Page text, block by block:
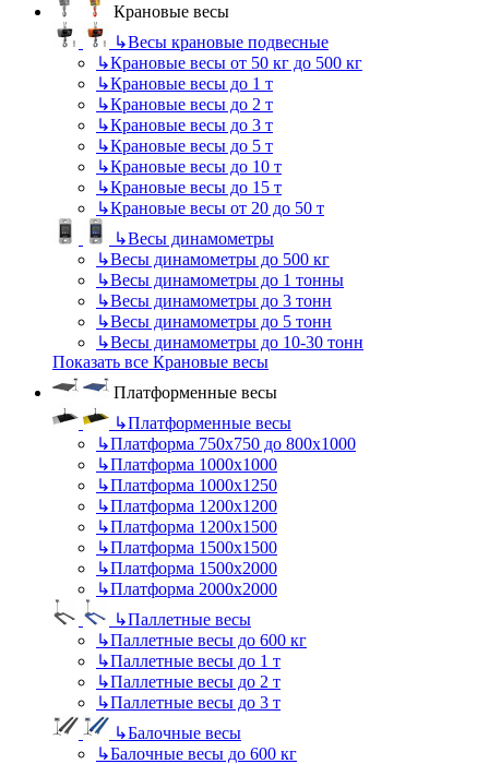
Крановые весы
↳Весы крановые подвесные
↳Крановые весы от 50 кг до 500 кг
↳Крановые весы до 1 т
↳Крановые весы до 2 т
↳Крановые весы до 3 т
↳Крановые весы до 5 т
↳Крановые весы до 10 т
↳Крановые весы до 15 т
↳Крановые весы от 20 до 50 т
↳Весы динамометры
↳Весы динамометры до 500 кг
↳Весы динамометры до 1 тонны
↳Весы динамометры до 3 тонн
↳Весы динамометры до 5 тонн
↳Весы динамометры до 10-30 тонн
Показать все Крановые весы
Платформенные весы
↳Платформенные весы
↳Платформа 750х750 до 800х1000
↳Платформа 1000х1000
↳Платформа 1000х1250
↳Платформа 1200х1200
↳Платформа 1200х1500
↳Платформа 1500х1500
↳Платформа 1500х2000
↳Платформа 2000х2000
↳Паллетные весы
↳Паллетные весы до 600 кг
↳Паллетные весы до 1 т
↳Паллетные весы до 2 т
↳Паллетные весы до 3 т
↳Балочные весы
↳Балочные весы до 600 кг